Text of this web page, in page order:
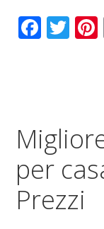
per
Prezzi